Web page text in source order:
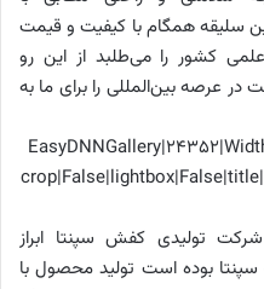
سلیقه همگام با کیفیت و قیمت
کشور را می‌طلبد از این رو
در عرصه بین‌المللی را برای ما به
تولیدی کفش سپنتا ابراز
بوده است تولید محصول با